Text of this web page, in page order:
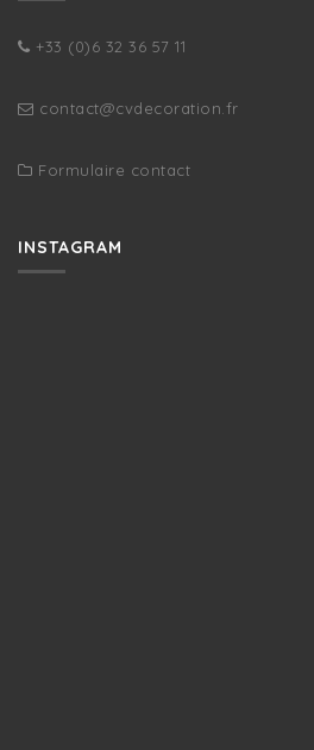
+33 (0)6 32 36 57 11
contact@cvdecoration.fr
Formulaire contact
INSTAGRAM